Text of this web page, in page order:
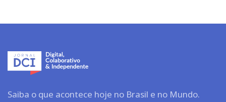
Saiba o que acontece hoje no Brasil e no Mundo.